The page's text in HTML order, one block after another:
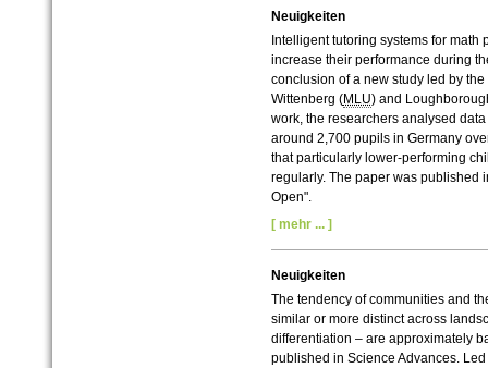
Neuigkeiten
Intelligent tutoring systems for
increase their performance during
conclusion of a new study led by
Wittenberg (MLU) and
work, the researchers analysed
around 2,700 pupils in Germany
that particularly lower-performing
regularly. The paper was published
Open".
[ mehr ... ]
Neuigkeiten
The tendency of communities and
similar or more distinct across
differentiation – are approximately
published in Science Advances.